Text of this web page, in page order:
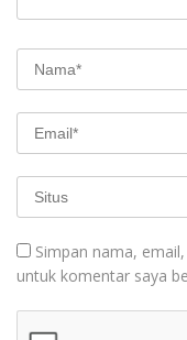
Simpan nama,
untuk komentar saya